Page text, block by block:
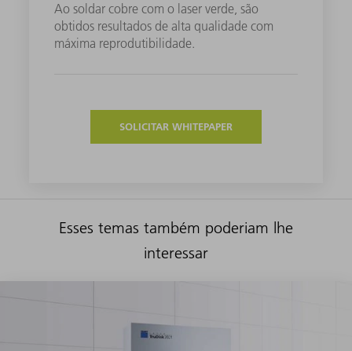
Ao soldar cobre com o laser verde, são
obtidos resultados de alta qualidade com
máxima reprodutibilidade.
SOLICITAR WHITEPAPER
Esses temas também poderiam lhe
interessar